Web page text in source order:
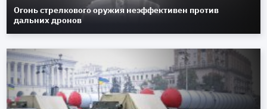
Огонь стрелкового оружия неэффективен против
дальних дронов